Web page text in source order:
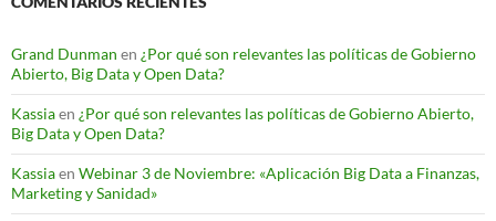
Grand Dunman en ¿Por qué son relevantes las políticas de Gobierno
Abierto, Big Data y Open Data?
Kassiaen ¿Por qué son relevantes las políticas de Gobierno Abierto,
Big Data y Open Data?
Kassiaen Webinar 3 de Noviembre: «Aplicación Big Data a Finanzas,
Marketing y Sanidad»